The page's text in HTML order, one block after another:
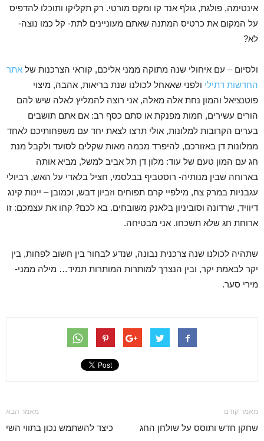
אינטימה, פולגת, גולף אנד קו ומקס מורטי. רק תקליקו ותוכלו להדפיס
על המקום את כרטיס המתנה שאתם מעוניינים לתת- קל כמו נוצה-
לא?
ולסיום – עם איחולי שנה מתוקה ממני אליכם, קוראי הצרכנות של אתר
החדשות דתילי ולפני שאאחל לכולנו שנת בריאות, אהבה, מיצוי
פוטנציאל והמון נחת אלה מאלה, אני רוצה להמליץ לאלה שיש להם
הורים עשירים, חמות מפנקת או סתם כסף רב: אם אתם תושבים
בערים הקרובות למלונות, אולי תרצו לצאת יחד עם משפחותיכם לאחד
ממלונות דן באזורכם, להיפרד מכמה מאות שקלים לסועד ולקבל מנת
חג עם המון טעם של עוד: מלון דן תל אביב למשל, מביא אותה
בארוחה שבין מנותיה- רוסטביף בבלסמי, חציל בלאדי על האש, רביולי
עגבניות במרק צח, מילפיי קרם תפוחים וזביון דבש, וכמובן – יינות קינג
דיוויד, שרדונה וסוביניון בלאנק משובחים. בא לכם? קחו את עצמכם: זו
ארוחת חג שלא תשכחו. אני מבטיחה.
שתהיה לכולנו שנה צרכנית נבונה, שנדע לבחור בין חשוב לפחות, בין
יקר לבאמת יקר, ובין הנצרך למותרות המותרות תמיד… מילה ממני-
מירי סער.
מאמר קודם
שחקן חדש ותוסס על שולחן החג
מאמר הבא
כיצד להשתמש נכון בתווי השי